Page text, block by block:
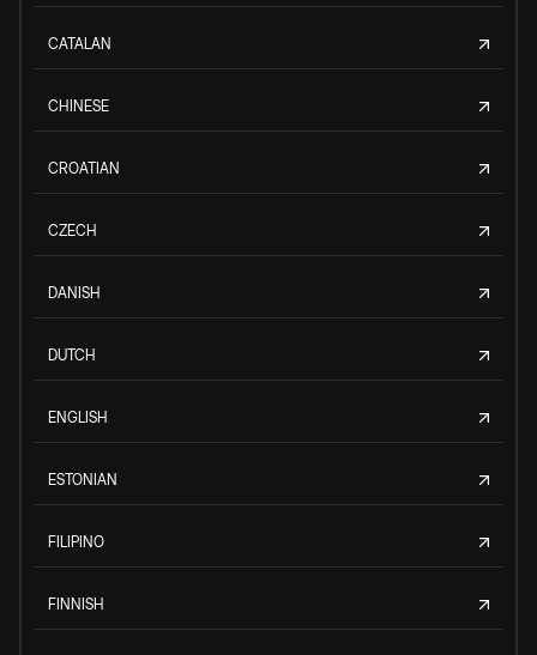
CATALAN
CHINESE
CROATIAN
CZECH
DANISH
DUTCH
ENGLISH
ESTONIAN
FILIPINO
FINNISH